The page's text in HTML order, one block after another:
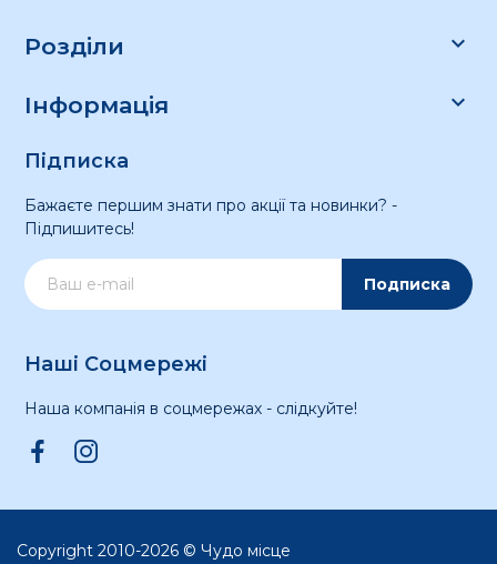
Розділи 
Інформація 
Підписка
Бажаєте першим знати про акції та новинки? -
Підпишитесь!
Подписка
Наші Соцмережі
Наша компанія в соцмережах - слідкуйте!
Copyright 2010-2026 © Чудо місце